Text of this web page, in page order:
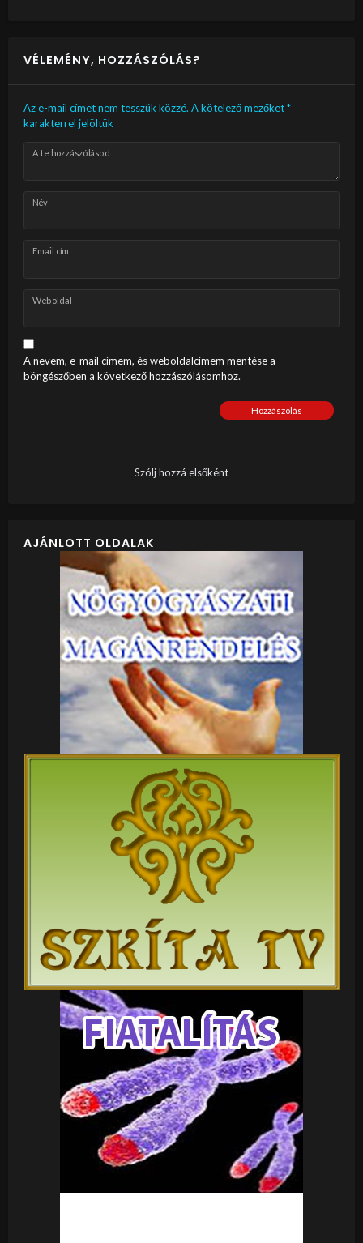
VÉLEMÉNY, HOZZÁSZÓLÁS?
Az e-mail címet nem tesszük közzé. A kötelező mezőket*
karakterrel jelöltük
A te hozzászólásod
Név
Email cím
Weboldal
A nevem, e-mail címem, és weboldalcímem mentése a
böngészőben a következő hozzászólásomhoz.
Hozzászólás
Szólj hozzá elsőként
AJÁNLOTT OLDALAK